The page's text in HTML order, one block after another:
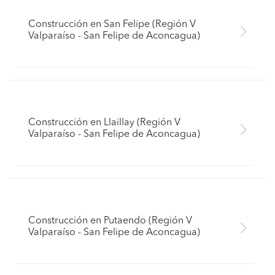
Construcción en San Felipe (Región V
Valparaíso - San Felipe de Aconcagua)
Construcción en Llaillay (Región V
Valparaíso - San Felipe de Aconcagua)
Construcción en Putaendo (Región V
Valparaíso - San Felipe de Aconcagua)